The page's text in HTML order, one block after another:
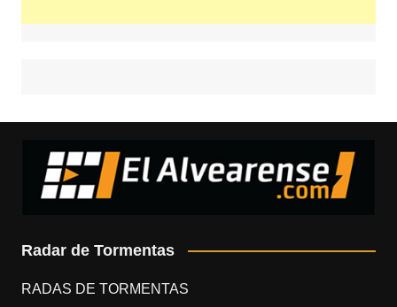
Radar de Tormentas
RADAS DE TORMENTAS